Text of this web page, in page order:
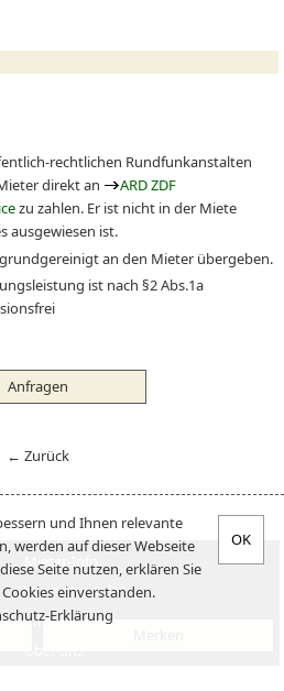
rechtlichen Rundfunkanstalten
direkt an
ARD ZDF
zu zahlen. Er ist nicht in der Miete
ausgewiesen ist.
an den Mieter übergeben.
ist nach §2 Abs.1a
Anfragen
← Zurück
Mieter-Info
Vermieter-Info
Jobs
und Ihnen relevante
werden auf dieser Webseite
Seite nutzen, erklären Sie
einverstanden.
Erklärung